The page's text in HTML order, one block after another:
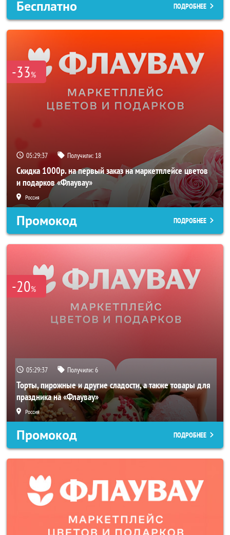
Бесплатно ПОДРОБНЕЕ
-33%
05:29:36 Получили: 18
Скидка 1000р. на первый заказ на маркетплейсе цветов
и подарков «Флаувау»
Россия
Промокод ПОДРОБНЕЕ
-20%
05:29:36 Получили:6
Торты, пирожные и другие сладости, а также товары для
праздника на «Флаувау»
Россия
Промокод ПОДРОБНЕЕ